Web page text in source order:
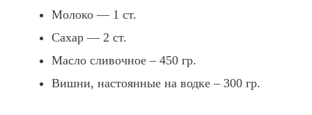
Молоко — 1 ст.
Сахар — 2 ст.
Масло сливочное – 450 гр.
Вишни, настоянные на водке – 300 гр.